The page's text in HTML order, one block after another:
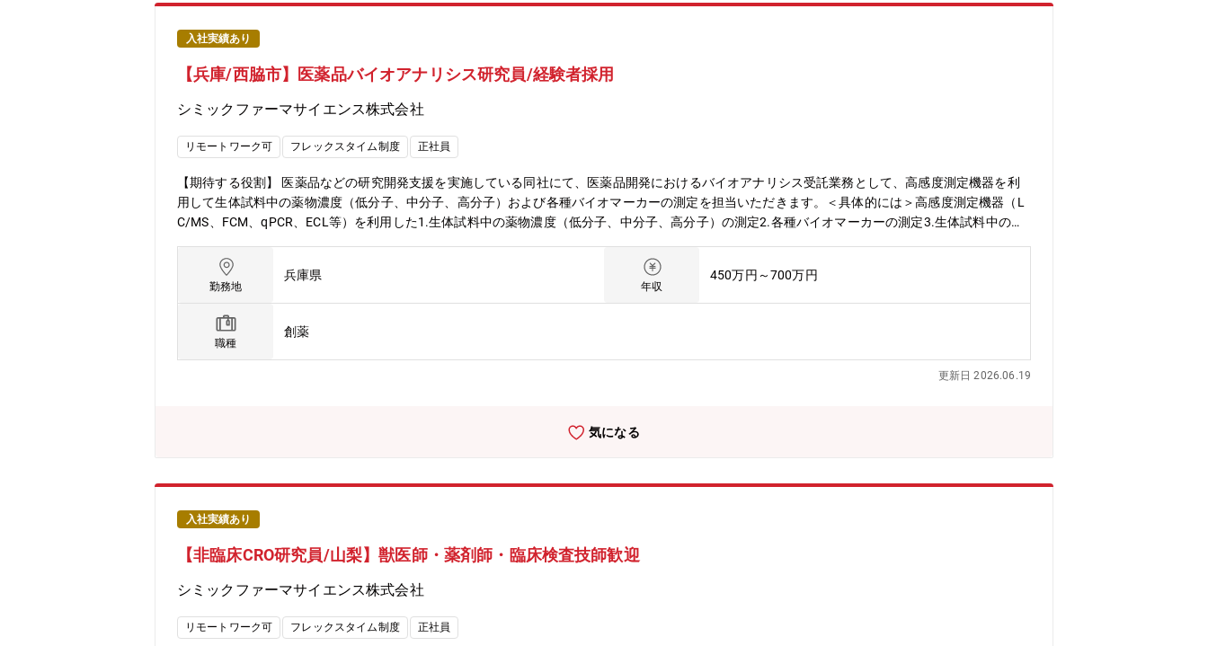
入社実績あり
【兵庫/西脇市】医薬品バイオアナリシス研究員/経験者採用
シミックファーマサイエンス株式会社
リモートワーク可 フレックスタイム制度 正社員
【期待する役割】 医薬品などの研究開発支援を実施している同社にて、医薬品開発におけるバイオアナリシス受託業務として、高感度測定機器を利
用して生体試料中の薬物濃度（低分子、中分子、高分子）および各種バイオマーカーの測定を担当いただきます。＜具体的には＞高感度測定機器（L
C/MS、FCM、qPCR、ECL等）を利用した1.生体試料中の薬物濃度（低分子、中分子、高分子）の測定2.各種バイオマーカーの測定3.生体試料中の薬
後半)★バイオマーカー分野の第一人者を目指すキャリアパス【同社について】シミックファーマサイエンス社では、シミックグループの中でもNon-
Clinical CROとして、前臨床研究、バイオアナリシス、CMC品質分析、それらを横断したバイオ医薬品の分析/測定、コンサルティング、メディカルラ
イティング等、医薬品、医療機器等の研究開発ステージから商用ステージまで製品ライフサイクル全般の非臨床分野におけるソリューションをご提供
しております。
勤務地
兵庫県
年収
450万円～700万円
職種
創薬
更新日 2026.06.19
気になる
入社実績あり
【非臨床CRO研究員/山梨】獣医師・薬剤師・臨床検査技師歓迎
シミックファーマサイエンス株式会社
リモートワーク可 フレックスタイム制度 正社員